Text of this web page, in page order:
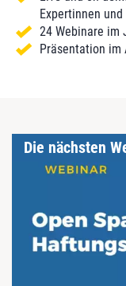
Expertinnen und
24 Webinare im
Präsentation im
Die nächsten